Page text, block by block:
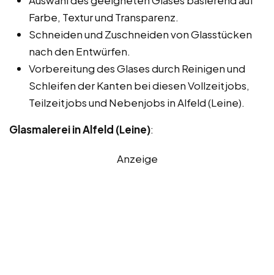
Farbe, Textur und Transparenz.
Schneiden und Zuschneiden von Glasstücken
nach den Entwürfen.
Vorbereitung des Glases durch Reinigen und
Schleifen der Kanten bei diesen Vollzeitjobs,
Teilzeitjobs und Nebenjobs in Alfeld (Leine).
Glasmalerei in Alfeld (Leine):
Anzeige